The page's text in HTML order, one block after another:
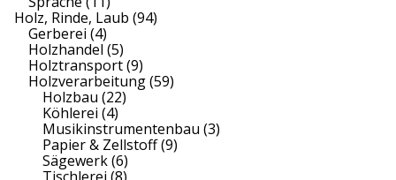
Holz, Rinde, Laub (94)
Gerberei (4)
Holzhandel (5)
Holztransport(9)
Holzverarbeitung(59)
Holzbau (22)
Köhlerei (4)
Musikinstrumentenbau (3)
Papier & Zellstoff(9)
Sägewerk(6)